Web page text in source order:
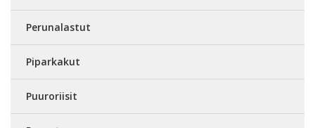
Perunalastut
Piparkakut
Puuroriisit